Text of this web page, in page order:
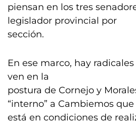
piensan en los tres
legislador provincial por
sección.
En ese marco, hay
ven en la
postura de Cornejo y
“interno” a Cambiemos
está en condiciones de